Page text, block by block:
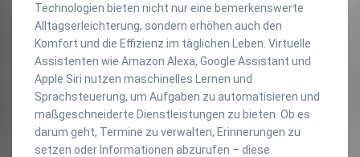
Technologien bieten nicht nur eine bemerkenswerte
Alltagserleichterung, sondern erhöhen auch den
Komfort und die Effizienz im täglichen Leben. Virtuelle
Assistenten wie Amazon Alexa, Google Assistant und
Apple Siri nutzen maschinelles Lernen und
Sprachsteuerung, um Aufgaben zu automatisieren und
maßgeschneiderte Dienstleistungen zu bieten. Ob es
darum geht, Termine zu verwalten, Erinnerungen zu
setzen oder Informationen abzurufen – diese